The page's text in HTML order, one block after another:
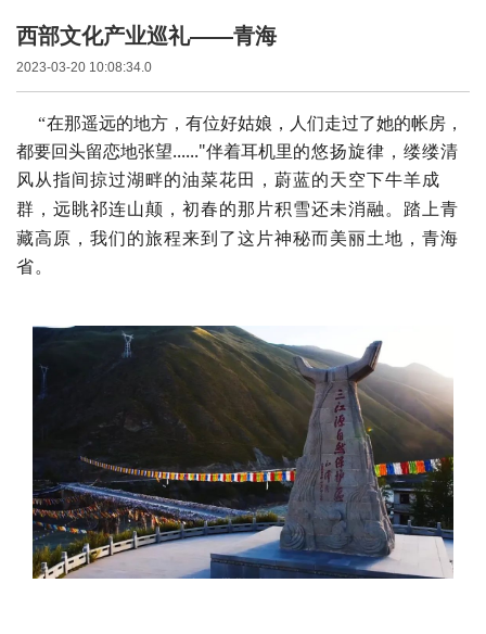
西部文化产业巡礼——青海
2023-03-20 10:08:34.0
“在那遥远的地方，有位好姑娘，人们走过了她的帐房，
都要回头留恋地张望......"伴着耳机里的悠扬旋律，缕缕清
风从指间掠过湖畔的油菜花田
， 蔚蓝的天空下牛羊成
群 ， 远眺祁连山颠，初春的那片积雪还未消融。踏上青
藏高原，我们的旅程来到了这片神秘而美丽土地，青海
省。